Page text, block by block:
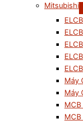
Mitsubishi
Máy
Máy